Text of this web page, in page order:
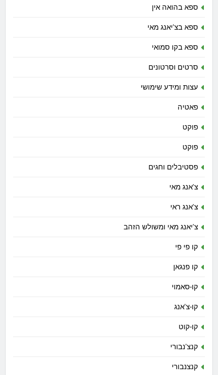
ספא בהואה אין
ספא בצ'יאנג מאי
ספא בקו סמואי
סרטים וסרטונים
עצות ומידע שימושי
פאטיה
פוקט
פוקט
פסטיבלים וחגים
צ'אנג מאי
צ'אנג ראי
צ'יאנג מאי ומשולש הזהב
קו פי פי
קו פנגאן
קו-סאמוי
קו-צ'אנג
קו-קוט
קנצ'נבורי
קנצנבורי